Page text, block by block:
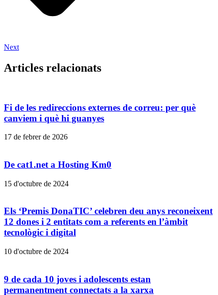
Next
Articles relacionats
Fi de les redireccions externes de correu: per què
canviem i què hi guanyes
17 de febrer de 2026
De cat1.net a Hosting Km0
15 d'octubre de 2024
Els ‘Premis DonaTIC’ celebren deu anys reconeixent
12 dones i 2 entitats com a referents en l’àmbit
tecnològic i digital
10 d'octubre de 2024
9 de cada 10 joves i adolescents estan
permanentment connectats a la xarxa